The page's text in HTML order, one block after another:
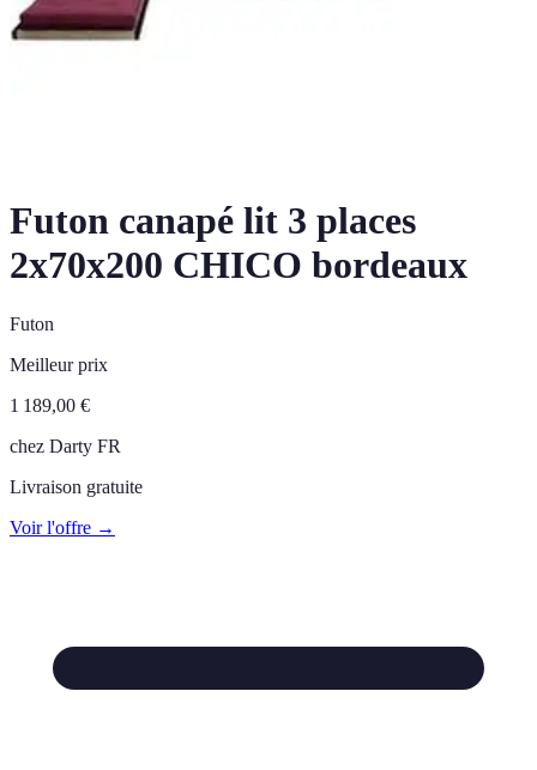
Futon canapé lit 3 places
2x70x200 CHICO bordeaux
Futon
Meilleur prix
1 189,00 €
chez Darty FR
Livraison gratuite
Voir l'offre →